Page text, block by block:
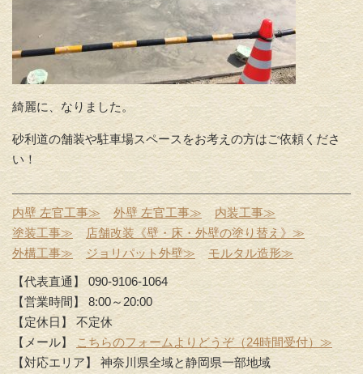
綺麗に、なりました。
砂利道の舗装や駐車場スペースをお考えの方はご依頼くださ
い！
内壁 左官工事≫ 外壁 左官工事≫
内装工事≫
塗装工事≫
店舗改装《壁・床・外壁の塗り替え》≫
外構工事≫
ジョリパット外壁≫ モルタル造形≫
【代表直通】 090-9106-1064
【営業時間】 8:00～20:00
【定休日】 不定休
【メール】
こちらのフォームよりどうぞ（24時間受付）≫
【対応エリア】 神奈川県全域と静岡県一部地域